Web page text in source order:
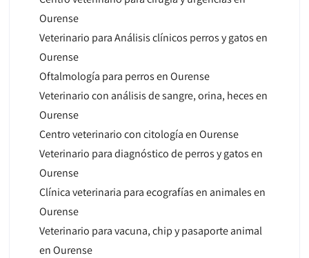
Ourense
Veterinario para Análisis clínicos perros y gatos en
Ourense
Oftalmología para perros en Ourense
Veterinario con análisis de sangre, orina, heces en
Ourense
Centro veterinario con citología en Ourense
Veterinario para diagnóstico de perros y gatos en
Ourense
Clínica veterinaria para ecografías en animales en
Ourense
Veterinario para vacuna, chip y pasaporte animal
en Ourense